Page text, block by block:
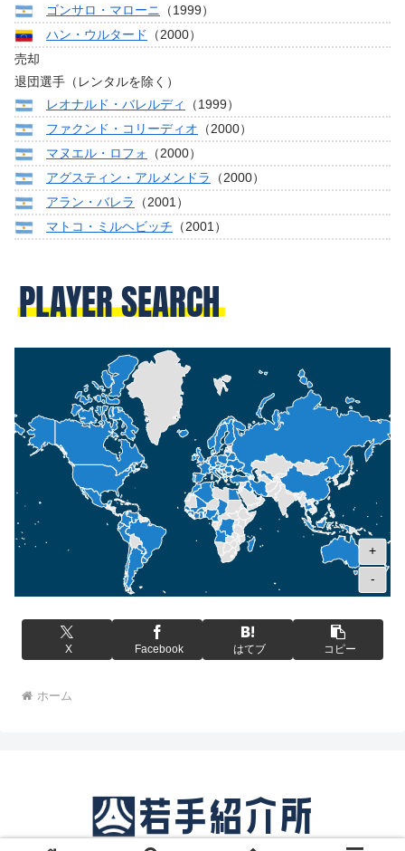
ゴンサロ・マローニ
（1999）
ハン・ウルタード
（2000）
売却
退団選手（レンタルを除く）
レオナルド・バレルディ
（1999）
ファクンド・コリーディオ （2000）
マヌエル・ロフォ
（2000）
アグスティン・アルメンドラ
（2000）
アラン・バレラ
（2001）
マトコ・ミルヘビッチ （2001）
+
-
X Facebook はてブ コピー
ホーム